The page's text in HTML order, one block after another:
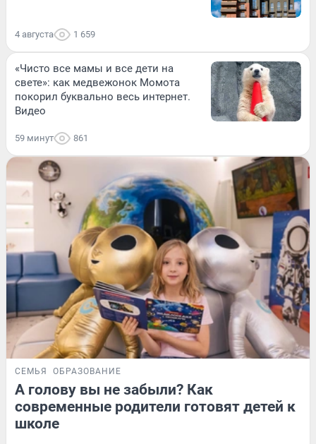
4 августа 1 659
«Чисто все мамы и все дети на
свете»: как медвежонок Момота
покорил буквально весь интернет.
Видео
59 минут 861
СЕМЬЯ ОБРАЗОВАНИЕ
А голову вы не забыли? Как
современные родители готовят детей к
школе